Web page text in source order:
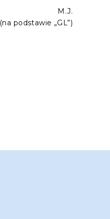
M.J.
(na podstawie „GL”)